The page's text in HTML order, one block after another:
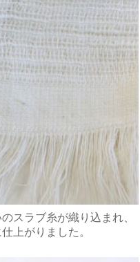
スラブ糸が織り込まれ、
上がりました。